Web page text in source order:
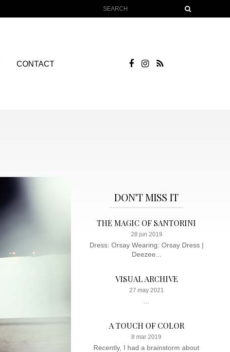
CONTACT
DON'T MISS IT
THE MAGIC OF SANTORINI
28 jun 2019
Dress: Orsay Wearing: Orsay Dress |
Deezee...
VISUAL ARCHIVE
27 may 2021
A TOUCH OF COLOR
8 mar 2019
Recently, I had a brainstorm about